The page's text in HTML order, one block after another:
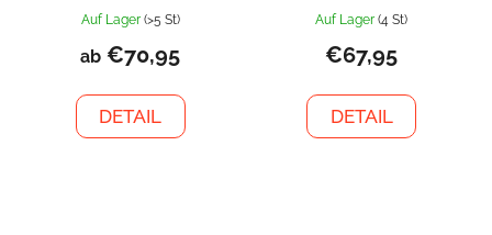
Auf Lager (>5 St)
ab €70,95
DETAIL
Auf Lager (4 St)
€67,95
DETAIL